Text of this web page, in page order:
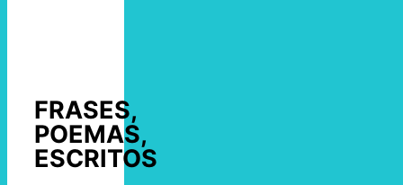
FRASES,
POEMAS,
ESCRITOS